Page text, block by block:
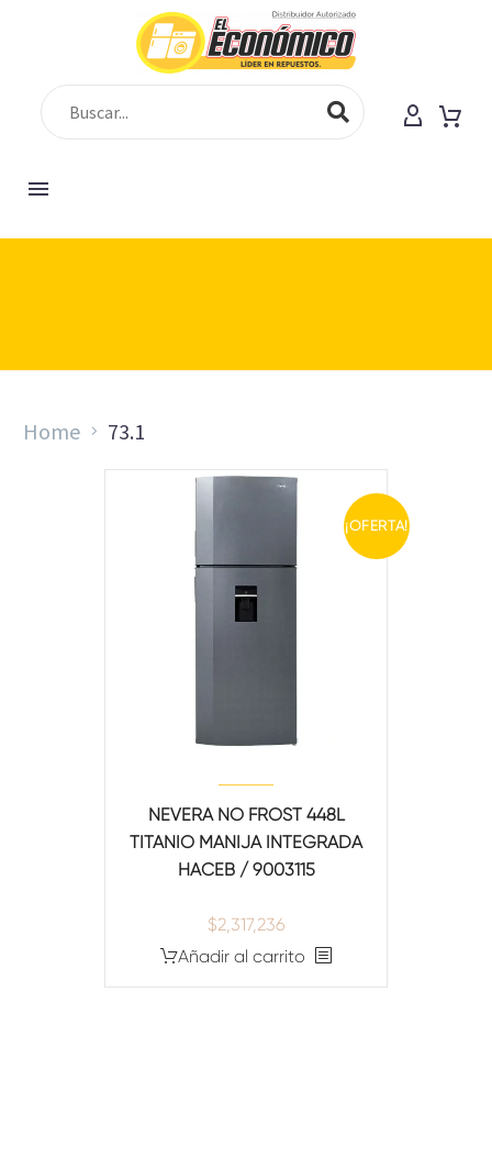
container="1" background_image="225"
[gem_divider margin_top="18"][vc_column_text
!important;}"]
TITLE
[/vc_column_text][gem_divider margin_top="40"]
[/gem_fullwidth][/vc_column][/vc_row]
Home 73.1
¡OFERTA!
NEVERA NO FROST 448L
TITANIO MANIJA INTEGRADA
HACEB / 9003115
$2,317,236
Añadir al carrito